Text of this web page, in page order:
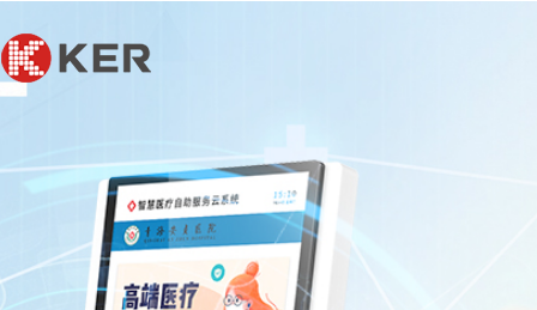
联系我们
联系我们
联系我们